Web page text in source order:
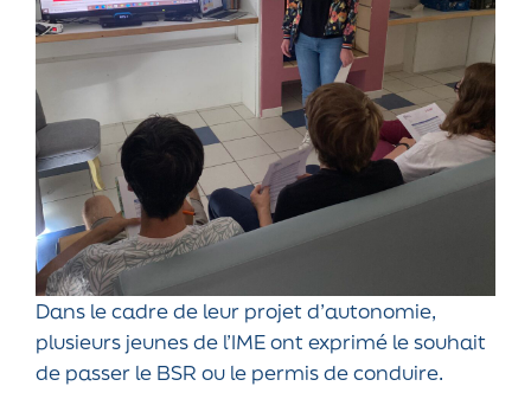
Dans le cadre de leur projet d’autonomie,
plusieurs jeunes de l’IME ont exprimé le souhait
de passer le BSR ou le permis de conduire.